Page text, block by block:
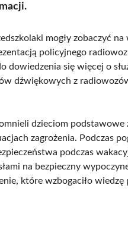
mogły zobaczyć
policyjnego
dowiedzenia się więcej o
dźwiękowych z
dzieciom podstawowe
zagrożenia. Podczas
podczas
na bezpieczny
które wzbogaciło